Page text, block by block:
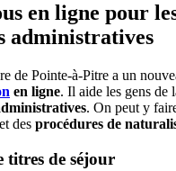
en ligne pour
administratives
de Pointe-à-Pitre a un
en ligne. Il aide les gens de
. On peut y
et des procédures de
titres de séjour